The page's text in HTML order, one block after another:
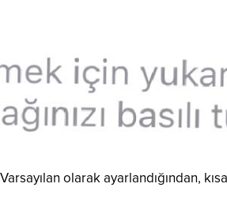
olarak ayarlandığından,